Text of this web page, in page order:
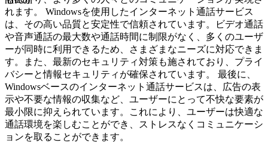
れます。 Windowsを使用したインターネット通話サービス
は、その高い品質と安定性で信頼されています。ビデオ通話
や音声通話の最大数や通話時間に制限がなく、多くのユーザ
ーが同時に利用できるため、さまざまなニーズに対応できま
す。また、最新のセキュリティ対策も施されており、プライ
バシーと情報セキュリティが確保されています。 最後に、
Windowsベースのインターネット通話サービスは、広告の表
示や不要な情報の収集など、ユーザーにとって不快な要素が
最小限に抑えられています。これにより、ユーザーは快適な
通話環境を楽しむことができ、ストレスなくコミュニケーシ
ョンを取ることができます。